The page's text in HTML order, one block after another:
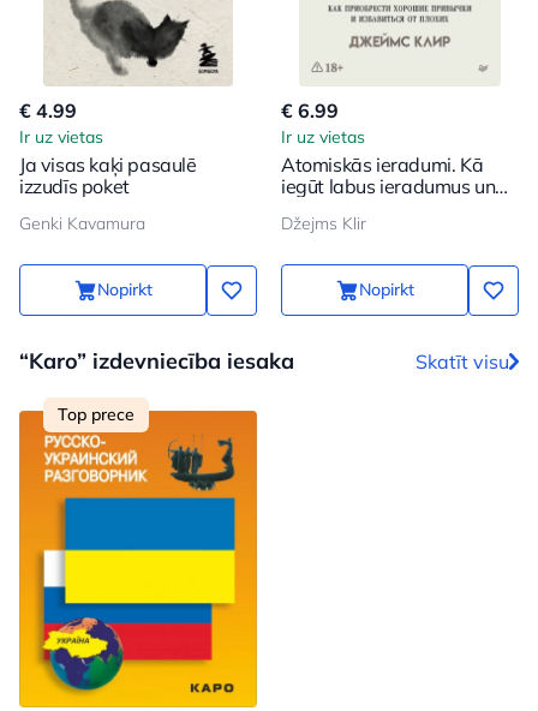
€ 4.99
Ir uz vietas
Ja visas kaķi pasaulē
izzudīs poket
Genki Kavamura
Nopirkt
€ 6.99
Ir uz vietas
Atomiskās ieradumi. Kā
iegūt labus ieradumus un
Džejms Klir
Nopirkt
“Karo” izdevniecība iesaka Skatīt visu
Top prece